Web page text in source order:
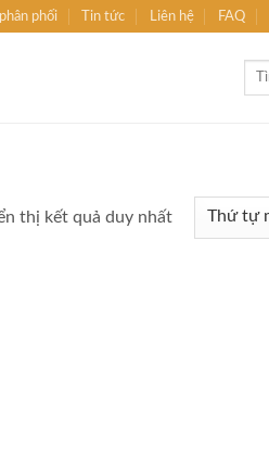
phối Tin tức Liên hệ FAQ
Tìm
thị kết quả duy nhất